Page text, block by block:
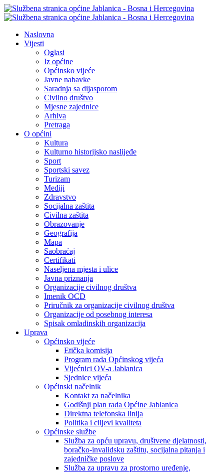
Naslovna
Vijesti
Oglasi
Iz općine
Općinsko vijeće
Javne nabavke
Saradnja sa dijasporom
Civilno društvo
Mjesne zajednice
Arhiva
Pretraga
O općini
Kultura
Kulturno historijsko naslijeđe
Sport
Sportski savez
Turizam
Mediji
Zdravstvo
Socijalna zaštita
Civilna zaštita
Obrazovanje
Geografija
Mapa
Saobraćaj
Certifikati
Naseljena mjesta i ulice
Javna priznanja
Organizacije civilnog društva
Imenik OCD
Priručnik za organizacije civilnog društva
Organizacije od posebnog interesa
Spisak omladinskih organizacija
Uprava
Općinsko vijeće
Etička komisija
Program rada Općinskog vijeća
Vijećnici OV-a Jablanica
Sjednice vijeća
Općinski načelnik
Kontakt za načelnika
Godišnji plan rada Općine Jablanica
Direktna telefonska linija
Politika i ciljevi kvaliteta
Općinske službe
Služba za opću upravu, društvene djelatnosti,
boračko-invalidsku zaštitu, socijalna pitanja i
zajedničke poslove
Služba za upravu za prostorno uređenje,